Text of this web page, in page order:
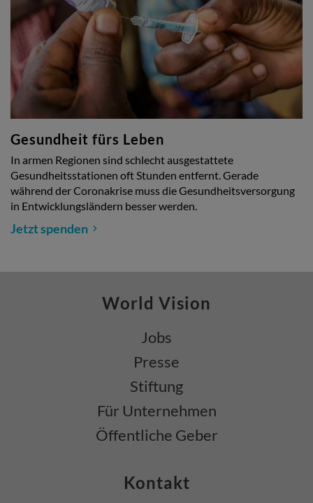
Gesundheit fürs Leben
In armen Regionen sind schlecht ausgestattete
Gesundheitsstationen oft Stunden entfernt. Gerade
während der Coronakrise muss die Gesundheitsversorgung
in Entwicklungsländern besser werden.
Jetzt spenden
World Vision
Jobs
Presse
Stiftung
Für Unternehmen
Öffentliche Geber
Kontakt